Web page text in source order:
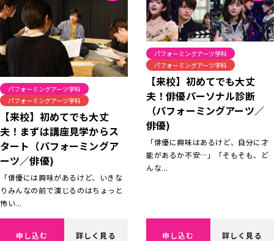
パフォーミングアーツ学科
パフォーミングアーツ学科
【来校】初めてでも大丈
夫！まずは講座見学からス
タート（パフォーミングア
ーツ／俳優)
「俳優には興味があるけど、いきな
りみんなの前で演じるのはちょっと
怖い...
申し込む 詳しく見る
パフォーミングアーツ学科
パフォーミングアーツ学科
【来校】初めてでも大丈
夫！俳優パーソナル診断
（パフォーミングアーツ／
俳優)
「俳優に興味はあるけど、自分に才
能があるか不安…」「そもそも、ど
んな...
申し込む 詳しく見る